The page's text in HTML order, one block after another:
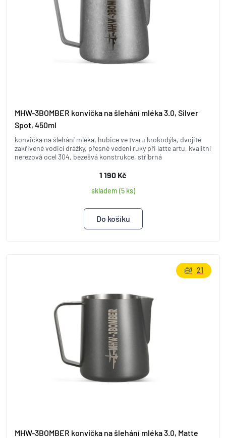
MHW-3BOMBER konvička na šlehání mléka 3.0, Silver
Spot, 450ml
konvička na šlehání mléka, hubice ve tvaru krokodýla, dvojitě
zakřivené vodicí drážky, přesné vedení ruky při latte artu, kvalitní
nerezová ocel 304, bezešvá konstrukce, stříbrná
1 190 Kč
skladem (5 ks)
MHW-3BOMBER konvička na šlehání mléka 3.0, Matte
21